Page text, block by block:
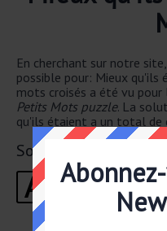
En cherchant sur notre
possible pour: Mieux qu'ils
mots croisés a été vu
Petits Mots puzzle. La
qu'ils étaient a un total
Solution
1
A 2
M E 4
L